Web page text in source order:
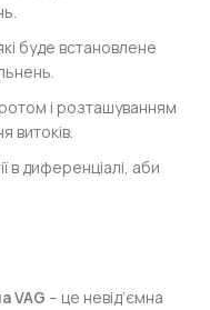
буде встановлене
і розташуванням
витоків.
в диференціалі, аби
VAG – це невід’ємна